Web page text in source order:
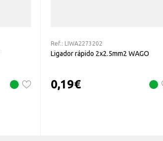
Ref.: LIWA2273202
Ligador rápido 2x2.5mm2 WAGO
0,19€